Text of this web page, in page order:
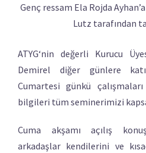
Genç ressam Ela Rojda
Lutz tarafından
ATYG‘nin değerli Kurucu
Demirel diğer günlere
Cumartesi günkü
bilgileri tüm seminerimizi
Cuma akşamı açılış
arkadaşlar kendilerini ve